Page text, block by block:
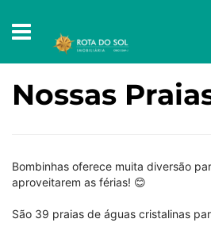
Nossas
Bombinhas oferece muita diversão
aproveitarem as férias! 😊
São 39 praias de águas cristalinas